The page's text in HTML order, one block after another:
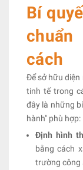
Bí
cách
Để sở hữu diện
tinh tế trong
đây là những
hành" phù hợp:
Định hình
bằng cách
trường công